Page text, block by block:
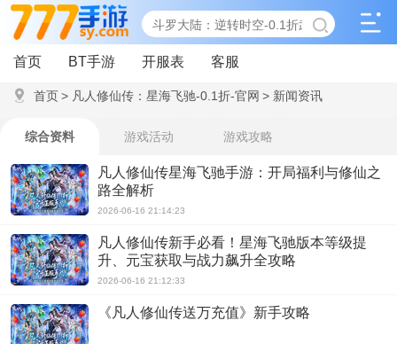
首页 BT手游 开服表 客服
首页> 凡人修仙传：星海飞驰-0.1折-官网 > 新闻资讯
综合资料 游戏活动 游戏攻略
凡人修仙传星海飞驰手游：开局福利与修仙之
路全解析
2026-06-16 21:14:23
凡人修仙传新手必看！星海飞驰版本等级提
升、元宝获取与战力飙升全攻略
2026-06-16 21:12:33
《凡人修仙传送万充值》新手攻略